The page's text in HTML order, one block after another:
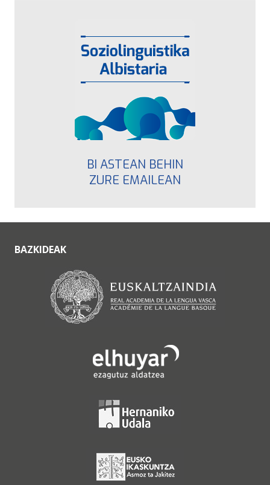
BI ASTEAN BEHIN
ZURE EMAILEAN
BAZKIDEAK